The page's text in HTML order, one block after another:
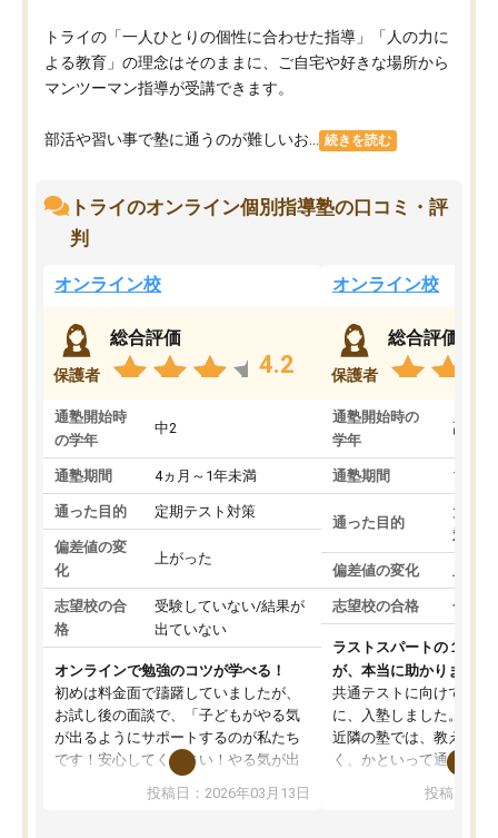
トライの「一人ひとりの個性に合わせた指導」「人の力に
よる教育」の理念はそのままに、ご自宅や好きな場所から
マンツーマン指導が受講できます。
部活や習い事で塾に通うのが難しいお... 続きを読む
トライのオンライン個別指導塾の口コミ・評
判
オンライン校
保護者
総合評価
4.2
通塾開始時
の学年
中2
通塾期間 4ヵ月～1年未満
通った目的 定期テスト対策
偏差値の変
化
上がった
志望校の合
格
受験していない/結果が
出ていない
オンラインで勉強のコツが学べる！
初めは料金面で躊躇していましたが、
お試し後の面談で、「子どもがやる気
が出るようにサポートするのが私たち
です！安心してください！やる気が出
ないのは私たち講師の責任です」と言
ってくださり、確かに！と考えて、思
投稿日：2026年03月13日
オンライン校
保護者
総合評価
通塾開始時の
学年
高3
通塾期間 1～3
通った目的
大学
対策
偏差値の変化
志望校の合格 合格
ラストスパートの１か月
が、本当に助かりました
共通テストに向けての追
に、入塾しました。田舎
近隣の塾では、教えても
く、かといって通うには
可能なので本当に助か
投稿日：